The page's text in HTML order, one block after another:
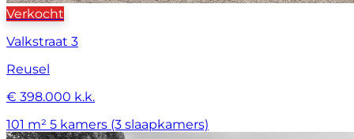
Verkocht
Valkstraat 3
Reusel
€ 398.000 k.k.
101 m² 5 kamers (3 slaapkamers)